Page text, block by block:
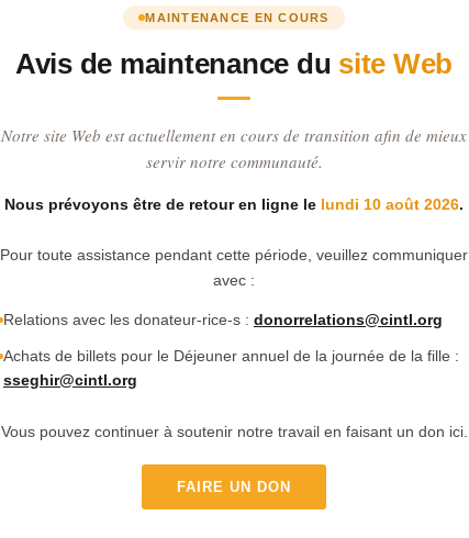
MAINTENANCE EN COURS
Avis de maintenance du site Web
Notre site Web est actuellement en cours de transition afin de mieux
servir notre communauté.
Nous prévoyons être de retour en ligne le lundi 10 août 2026.
Pour toute assistance pendant cette période, veuillez communiquer
avec :
Relations avec les donateur-rice-s : donorrelations@cintl.org
Achats de billets pour le Déjeuner annuel de la journée de la fille :
sseghir@cintl.org
Vous pouvez continuer à soutenir notre travail en faisant un don ici.
FAIRE UN DON